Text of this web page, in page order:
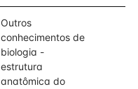
Outros
conhecimentos de
biologia -
estrutura
anatômica do